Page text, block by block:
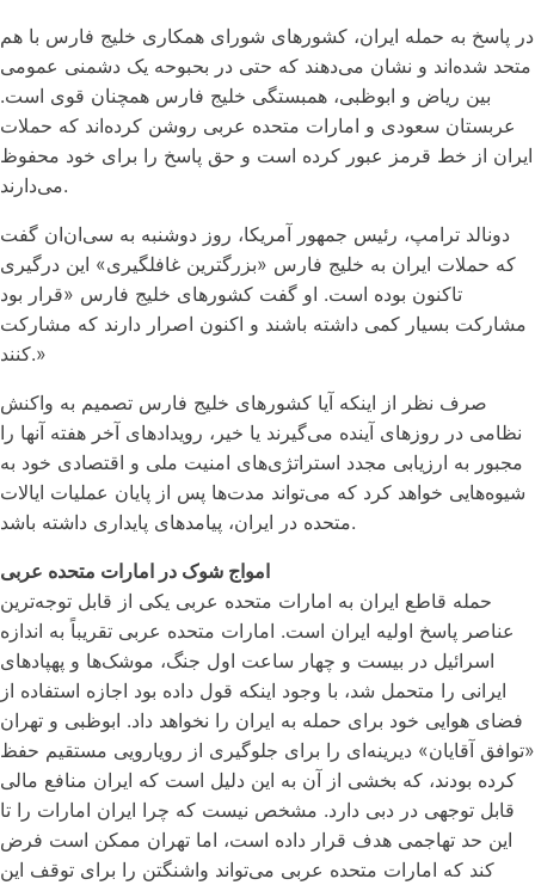
در پاسخ به حمله ایران، کشورهای شورای همکاری خلیج فارس با هم
متحد شده‌اند و نشان می‌دهند که حتی در بحبوحه یک دشمنی عمومی
بین ریاض و ابوظبی، همبستگی خلیج فارس همچنان قوی است.
عربستان سعودی و امارات متحده عربی روشن کرده‌اند که حملات
ایران از خط قرمز عبور کرده است و حق پاسخ را برای خود محفوظ
می‌دارند.
دونالد ترامپ، رئیس جمهور آمریکا، روز دوشنبه به سی‌ان‌ان گفت
که حملات ایران به خلیج فارس «بزرگترین غافلگیری» این درگیری
تاکنون بوده است. او گفت کشورهای خلیج فارس «قرار بود
مشارکت بسیار کمی داشته باشند و اکنون اصرار دارند که مشارکت
کنند.»
صرف نظر از اینکه آیا کشورهای خلیج فارس تصمیم به واکنش
نظامی در روزهای آینده می‌گیرند یا خیر، رویدادهای آخر هفته آنها را
مجبور به ارزیابی مجدد استراتژی‌های امنیت ملی و اقتصادی خود به
شیوه‌هایی خواهد کرد که می‌تواند مدت‌ها پس از پایان عملیات ایالات
متحده در ایران، پیامدهای پایداری داشته باشد.
امواج شوک در امارات متحده عربی
حمله قاطع ایران به امارات متحده عربی یکی از قابل توجه‌ترین
عناصر پاسخ اولیه ایران است. امارات متحده عربی تقریباً به اندازه
اسرائیل در بیست و چهار ساعت اول جنگ، موشک‌ها و پهپادهای
ایرانی را متحمل شد، با وجود اینکه قول داده بود اجازه استفاده از
فضای هوایی خود برای حمله به ایران را نخواهد داد. ابوظبی و تهران
«توافق آقایان» دیرینه‌ای را برای جلوگیری از رویارویی مستقیم حفظ
کرده بودند، که بخشی از آن به این دلیل است که ایران منافع مالی
قابل توجهی در دبی دارد. مشخص نیست که چرا ایران امارات را تا
این حد تهاجمی هدف قرار داده است، اما تهران ممکن است فرض
کند که امارات متحده عربی می‌تواند واشنگتن را برای توقف این